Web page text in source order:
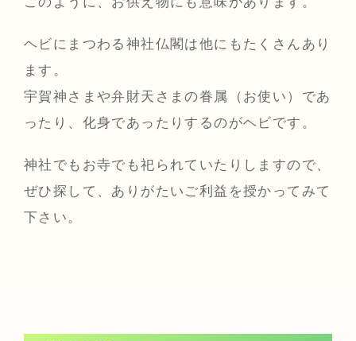
ヘビにまつわる神社仏閣は他にもたくさんあり
ます。
宇賀神さまや弁財天さまの眷属（お使い）であ
ったり、化身であったりするのがヘビです。
神社でもお寺でも祀られていたりしますので、
ぜひ探して、ありがたいご利益を授かってみて
下さい。